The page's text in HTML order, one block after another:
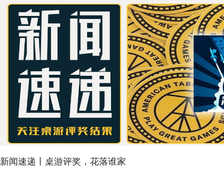
新闻速递丨桌游评奖，花落谁家